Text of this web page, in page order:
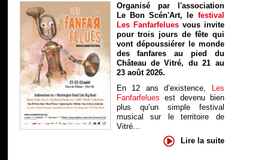
Organisé par l'association
Le Bon Scén'Art, le festival
Les Fanfarfelues vous invite
pour trois jours de fête qui
vont dépoussiérer le monde
des fanfares au pied du
Château de Vitré, du 21 au
23 août 2026.
En 12 ans d’existence, Les
Fanfarfelues est devenu bien
plus qu’un simple festival
musical sur le territoire de
Vitré...
Lire la suite